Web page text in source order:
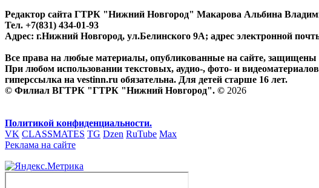
Редактор сайта ГТРК "Нижний Новгород" Макарова Альбина
Тел. +7(831) 434-01-93
Адрес: г.Нижний Новгород, ул.Белинского 9А; адрес электронной
Все права на любые материалы, опубликованные на сайте, защищены
При любом использовании текстовых, аудио-, фото- и
гиперссылка на vestinn.ru обязательна. Для детей старше 16 лет.
© Филиал ВГТРК "ГТРК "Нижний Новгород". © 2026
Политикой конфиденциальности.
VK CLASSMATES TG Dzen RuTube Max
Реклама на сайте